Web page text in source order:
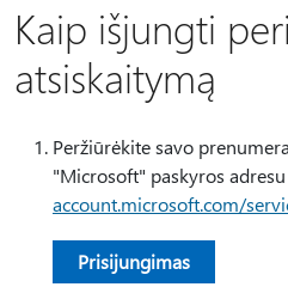
Kaip išjungti
atsiskaitymą
Peržiūrėkite savo
"Microsoft" paskyros adresu
account.microsoft.com/
Prisijungimas